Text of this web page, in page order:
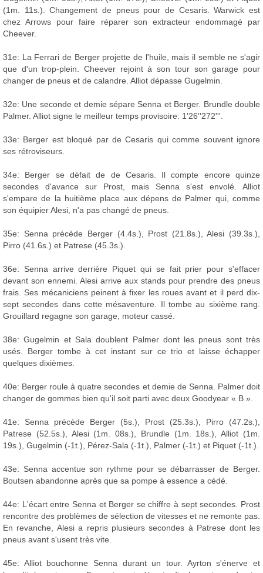
(1m. 11s.). Changement de pneus pour de Cesaris. Warwick est
chez Arrows pour faire réparer son extracteur endommagé par
Cheever.
31e: La Ferrari de Berger projette de l'huile, mais il semble ne s'agir
que d'un trop-plein. Cheever rejoint à son tour son garage pour
changer de pneus et de calandre. Alliot dépasse Gugelmin.
32e: Une seconde et demie sépare Senna et Berger. Brundle double
Palmer. Alliot signe le meilleur temps provisoire: 1'26''272'''.
33e: Berger est bloqué par de Cesaris qui comme souvent ignore
ses rétroviseurs.
34e: Berger se défait de de Cesaris. Il compte encore quinze
secondes d'avance sur Prost, mais Senna s'est envolé. Alliot
s'empare de la huitième place aux dépens de Palmer qui, comme
son équipier Alesi, n'a pas changé de pneus.
35e: Senna précède Berger (4.4s.), Prost (21.8s.), Alesi (39.3s.),
Pirro (41.6s.) et Patrese (45.3s.).
36e: Senna arrive derrière Piquet qui se fait prier pour s'effacer
devant son ennemi. Alesi arrive aux stands pour prendre des pneus
frais. Ses mécaniciens peinent à fixer les roues avant et il perd dix-
sept secondes dans cette mésaventure. Il tombe au sixième rang.
Grouillard regagne son garage, moteur cassé.
38e: Gugelmin et Sala doublent Palmer dont les pneus sont très
usés. Berger tombe à cet instant sur ce trio et laisse échapper
quelques dixièmes.
40e: Berger roule à quatre secondes et demie de Senna. Palmer doit
changer de gommes bien qu'il soit parti avec deux Goodyear « B ».
41e: Senna précède Berger (5s.), Prost (25.3s.), Pirro (47.2s.),
Patrese (52.5s.), Alesi (1m. 08s.), Brundle (1m. 18s.), Alliot (1m.
19s.), Gugelmin (-1t.), Pérez-Sala (-1t.), Palmer (-1t.) et Piquet (-1t.).
43e: Senna accentue son rythme pour se débarrasser de Berger.
Boutsen abandonne après que sa pompe à essence a cédé.
44e: L'écart entre Senna et Berger se chiffre à sept secondes. Prost
rencontre des problèmes de sélection de vitesses et ne remonte pas.
En revanche, Alesi a repris plusieurs secondes à Patrese dont les
pneus avant s'usent très vite.
45e: Alliot bouchonne Senna durant un tour. Ayrton s'énerve et